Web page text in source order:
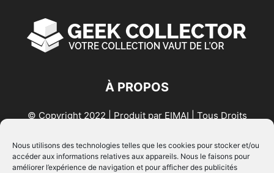
Nous utilisons des technologies telles que les cookies pour stocker et/ou
accéder aux informations relatives aux appareils. Nous le faisons pour
améliorer l’expérience de navigation et pour afficher des publicités
À PROPOS
© Copyright 2022 | Produit par EIMAI | Tous Droits
SUIVEZ NOUS